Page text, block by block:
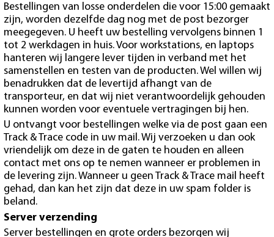
Bestellingen van losse onderdelen die voor 15:00 gemaakt
zijn, worden dezelfde dag nog met de post bezorger
meegegeven. U heeft uw bestelling vervolgens binnen 1
tot 2 werkdagen in huis. Voor workstations, en laptops
hanteren wij langere lever tijden in verband met het
samenstellen en testen van de producten. Wel willen wij
benadrukken dat de levertijd afhangt van de
transporteur, en dat wij niet verantwoordelijk gehouden
kunnen worden voor eventuele vertragingen bij hen.
U ontvangt voor bestellingen welke via de post gaan een
Track & Trace code in uw mail. Wij verzoeken u dan ook
vriendelijk om deze in de gaten te houden en alleen
contact met ons op te nemen wanneer er problemen in
de levering zijn. Wanneer u geen Track & Trace mail heeft
gehad, dan kan het zijn dat deze in uw spam folder is
beland.
Server verzending
Server bestellingen en grote orders bezorgen wij